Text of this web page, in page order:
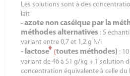
Les solutions sont à des
lait
- azote non caséique par la
méthodes alternatives : 5
variant entre 0,7 et 1,2 g N/l
- lactose♦ (toutes méthodes) :
variant de 46 à 51 g/kg + 1 solution
concentration équivalente à celle du